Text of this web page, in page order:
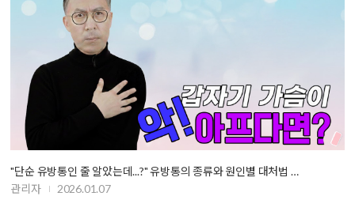
"단순 유방통인 줄 알았는데...?" 유방통의 종류와 원인별 대처법 …
관리자
2026.01.07